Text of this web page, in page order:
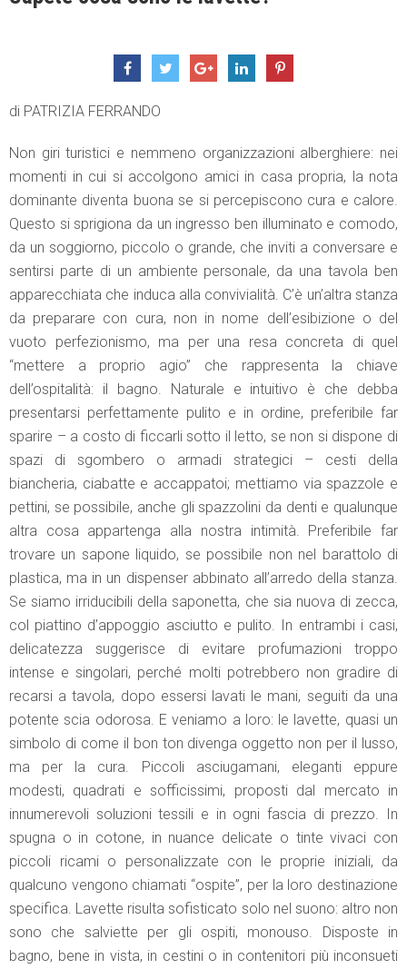
di PATRIZIA FERRANDO
Non giri turistici e nemmeno organizzazioni alberghiere: nei
momenti in cui si accolgono amici in casa propria, la nota
dominante diventa buona se si percepiscono cura e calore.
Questo si sprigiona da un ingresso ben illuminato e comodo,
da un soggiorno, piccolo o grande, che inviti a conversare e
sentirsi parte di un ambiente personale, da una tavola ben
apparecchiata che induca alla convivialità. C’è un’altra stanza
da preparare con cura, non in nome dell’esibizione o del
vuoto perfezionismo, ma per una resa concreta di quel
“mettere a proprio agio” che rappresenta la chiave
dell’ospitalità: il bagno. Naturale e intuitivo è che debba
presentarsi perfettamente pulito e in ordine, preferibile far
sparire – a costo di ficcarli sotto il letto, se non si dispone di
spazi di sgombero o armadi strategici – cesti della
biancheria, ciabatte e accappatoi; mettiamo via spazzole e
pettini, se possibile, anche gli spazzolini da denti e qualunque
altra cosa appartenga alla nostra intimità. Preferibile far
trovare un sapone liquido, se possibile non nel barattolo di
plastica, ma in un dispenser abbinato all’arredo della stanza.
Se siamo irriducibili della saponetta, che sia nuova di zecca,
col piattino d’appoggio asciutto e pulito. In entrambi i casi,
delicatezza suggerisce di evitare profumazioni troppo
intense e singolari, perché molti potrebbero non gradire di
recarsi a tavola, dopo essersi lavati le mani, seguiti da una
potente scia odorosa. E veniamo a loro: le lavette, quasi un
simbolo di come il bon ton divenga oggetto non per il lusso,
ma per la cura. Piccoli asciugamani, eleganti eppure
modesti, quadrati e sofficissimi, proposti dal mercato in
innumerevoli soluzioni tessili e in ogni fascia di prezzo. In
spugna o in cotone, in nuance delicate o tinte vivaci con
piccoli ricami o personalizzate con le proprie iniziali, da
qualcuno vengono chiamati “ospite”, per la loro destinazione
specifica. Lavette risulta sofisticato solo nel suono: altro non
sono che salviette per gli ospiti, monouso. Disposte in
bagno, bene in vista, in cestini o in contenitori più inconsueti